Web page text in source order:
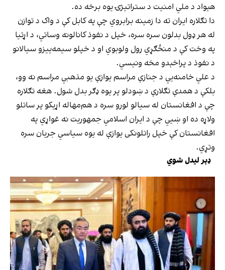
هېواد د ملي امنیت د ستراتیژۍ یوه برخه ده.
دا تګلاره ایران ته دا زمینه برابروي چې په کابل کې د واک د توازن
له هر ډول بدلون سره سره، خپل د نفوذ کانالونه وساتي، د اړتیا
په وخت کې د منځګړي رول ولوبوي او د خپلو سیمه‌ییزو سیالانو
د نفوذ د پراخېدو مخه ونیسي.
د علي خامنه‌یي د جنازې مراسم یوازې یو مذهبي مراسم نه وو،
بلکې د همدې تګلارې د ښودلو پر یوه ډګر بدل شول. هغه تګلاره
چې د افغانستان له سیالو لورو سره د هم‌مهاله اړیکو پر ساتلو
ولاړه ده او ښيي چې د ایران اسلامي جمهوریت نه غواړي په
افغانستان کې خپل راتلونکی یوازې له یوه سیاسي جریان سره
وتړي.
ډېر لیدل شوي